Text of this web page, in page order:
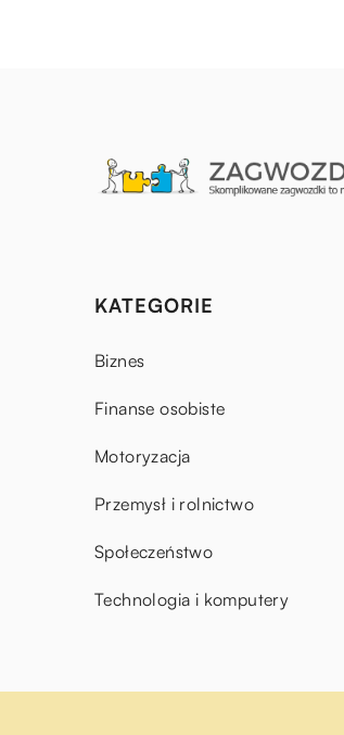
KATEGORIE
Biznes
Finanse osobiste
Motoryzacja
Przemysł i rolnictwo
Społeczeństwo
Technologia i komputery